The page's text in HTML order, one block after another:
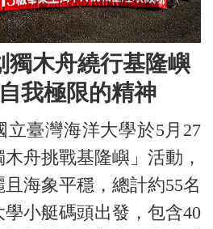
獨木舟繞行基隆嶼
我極限的精神
臺灣海洋大學於5月27
舟挑戰基隆嶼」活動，
海象平穩，總計約55名
小艇碼頭出發，包含40